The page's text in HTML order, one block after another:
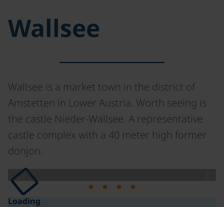
Wallsee
Wallsee is a market town in the district of
Amstetten in Lower Austria. Worth seeing is
the castle Nieder-Wallsee. A representative
castle complex with a 40 meter high former
donjon.
Loading